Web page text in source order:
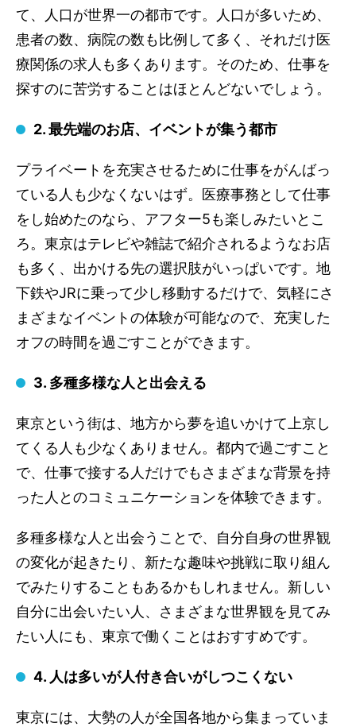
て、人口が世界一の都市です。人口が多いため、
患者の数、病院の数も比例して多く、それだけ医
療関係の求人も多くあります。そのため、仕事を
探すのに苦労することはほとんどないでしょう。
2. 最先端のお店、イベントが集う都市
プライベートを充実させるために仕事をがんばっ
ている人も少なくないはず。医療事務として仕事
をし始めたのなら、アフター5も楽しみたいとこ
ろ。東京はテレビや雑誌で紹介されるようなお店
も多く、出かける先の選択肢がいっぱいです。地
下鉄やJRに乗って少し移動するだけで、気軽にさ
まざまなイベントの体験が可能なので、充実した
オフの時間を過ごすことができます。
3. 多種多様な人と出会える
東京という街は、地方から夢を追いかけて上京し
てくる人も少なくありません。都内で過ごすこと
で、仕事で接する人だけでもさまざまな背景を持
った人とのコミュニケーションを体験できます。
多種多様な人と出会うことで、自分自身の世界観
の変化が起きたり、新たな趣味や挑戦に取り組ん
でみたりすることもあるかもしれません。新しい
自分に出会いたい人、さまざまな世界観を見てみ
たい人にも、東京で働くことはおすすめです。
4. 人は多いが人付き合いがしつこくない
東京には、大勢の人が全国各地から集まっていま